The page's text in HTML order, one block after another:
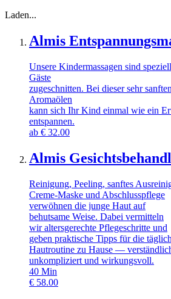
Laden...
Almis
Unsere Kindermassagen sind
Gäste
zugeschnitten. Bei dieser sehr
Aromaölen
kann sich Ihr Kind einmal wie ein
entspannen.
ab € 32.00
Almis
Reinigung, Peeling, sanftes
Creme-Maske und Abschlusspflege
verwöhnen die junge Haut auf
behutsame Weise. Dabei vermitteln
wir altersgerechte Pflegeschritte und
geben praktische Tipps für die
Hautroutine zu Hause —
unkompliziert und wirkungsvoll.
40 Min
€ 58.00